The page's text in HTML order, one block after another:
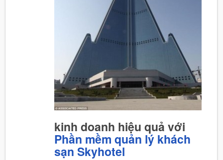
kinh doanh hiệu quả với
Phần mềm quản lý khách
sạn Skyhotel